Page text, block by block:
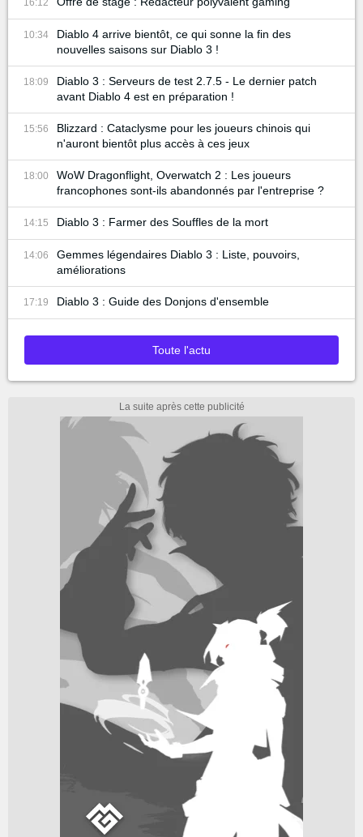
16:12
10:34
Diablo 4 arrive bientôt, ce qui sonne la fin des
nouvelles saisons sur Diablo 3 !
18:09
Diablo 3 : Serveurs de test 2.7.5 - Le dernier patch
avant Diablo 4 est en préparation !
15:56
Blizzard : Cataclysme pour les joueurs chinois qui
n'auront bientôt plus accès à ces jeux
18:00
WoW Dragonflight, Overwatch 2 : Les joueurs
francophones sont-ils abandonnés par l'entreprise ?
14:15 Diablo 3 : Farmer des Souffles de la mort
14:06
Gemmes légendaires Diablo 3 : Liste, pouvoirs,
améliorations
17:19 Diablo 3 : Guide des Donjons d'ensemble
Toute l'actu